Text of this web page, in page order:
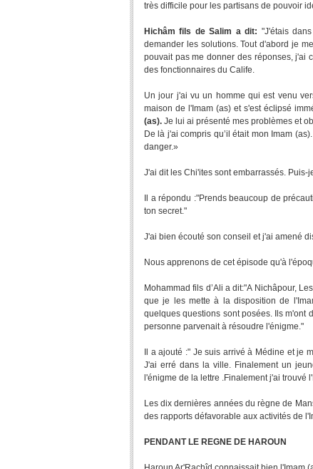
très difficile pour les partisans de pouvoir
Hichâm fils de Salim a dit: "J'étais
demander les solutions. Tout d'abord je
pouvait pas me donner des réponses, j'ai
des fonctionnaires du Calife.
Un jour j'ai vu un homme qui est venu
maison de l'Imam (as) et s'est éclipsé
(as). Je lui ai présenté mes problèmes et
De là j'ai compris qu’il était mon Imam
danger.»
J'ai dit les Chi'ites sont embarrassés. Puis-
Il a répondu :"Prends beaucoup de
ton secret."
J'ai bien écouté son conseil et j'ai amené
Nous apprenons de cet épisode qu'à
Mohammad fils d’Ali a dit:"A Nichâpour,
que je les mette à la disposition de
quelques questions sont posées. Ils m'ont
personne parvenait à résoudre l'énigme."
Il a ajouté :" Je suis arrivé à Médine et je
J'ai erré dans la ville. Finalement un
l'énigme de la lettre .Finalement j'ai trouvé
Les dix dernières années du règne de
des rapports défavorable aux activités de
PENDANT LE REGNE DE HAROUN